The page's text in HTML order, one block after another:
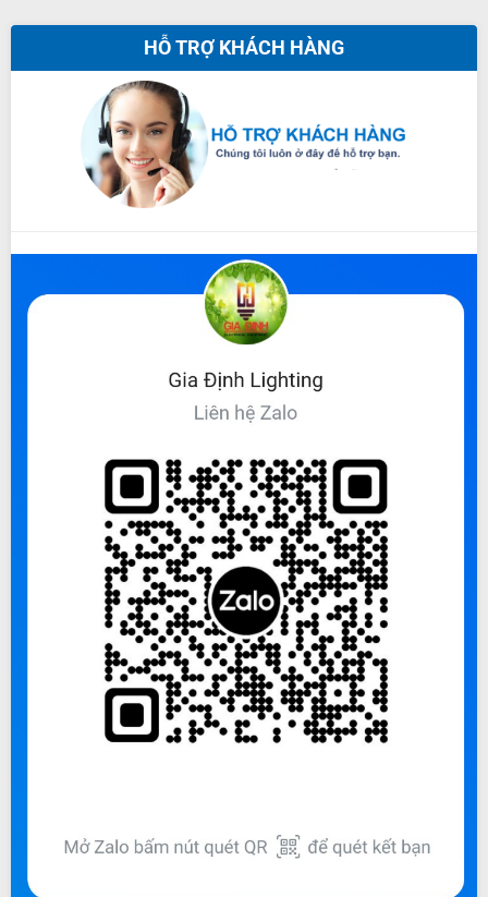
HỖ TRỢ KHÁCH HÀNG